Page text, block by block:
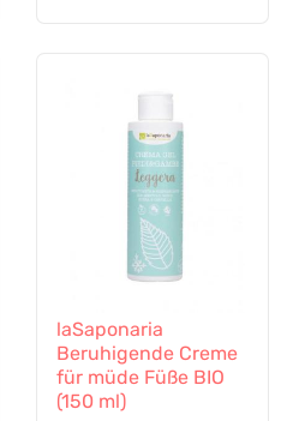
laSaponaria
Beruhigende Creme
für müde Füße BIO
(150 ml)